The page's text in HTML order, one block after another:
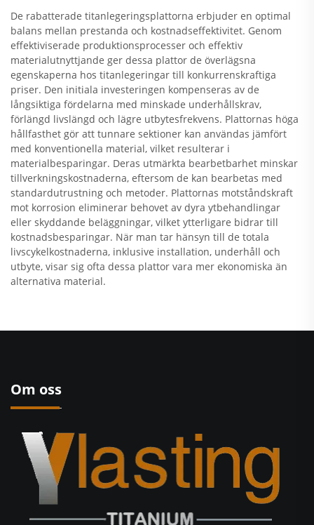
De rabatterade titanlegeringsplattorna erbjuder en optimal
balans mellan prestanda och kostnadseffektivitet. Genom
effektiviserade produktionsprocesser och effektiv
materialutnyttjande ger dessa plattor de överlägsna
egenskaperna hos titanlegeringar till konkurrenskraftiga
priser. Den initiala investeringen kompenseras av de
långsiktiga fördelarna med minskade underhållskrav,
förlängd livslängd och lägre utbytesfrekvens. Plattornas höga
hållfasthet gör att tunnare sektioner kan användas jämfört
med konventionella material, vilket resulterar i
materialbesparingar. Deras utmärkta bearbetbarhet minskar
tillverkningskostnaderna, eftersom de kan bearbetas med
standardutrustning och metoder. Plattornas motståndskraft
mot korrosion eliminerar behovet av dyra ytbehandlingar
eller skyddande beläggningar, vilket ytterligare bidrar till
kostnadsbesparingar. När man tar hänsyn till de totala
livscykelkostnaderna, inklusive installation, underhåll och
utbyte, visar sig ofta dessa plattor vara mer ekonomiska än
alternativa material.
Om oss